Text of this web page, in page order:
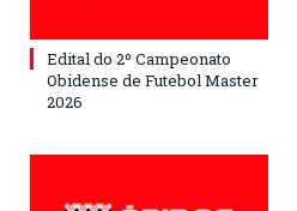
Edital do 2º Campeonato
Obidense de Futebol Master
2026